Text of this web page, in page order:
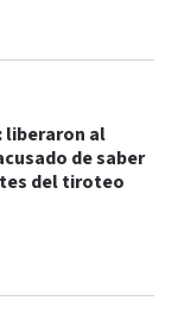
liberaron al
de saber
del tiroteo